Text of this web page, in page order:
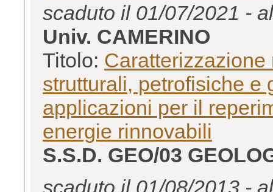
scaduto il 01/07/2021 -
Univ. CAMERINO
Titolo:
strutturali, petrofisiche e
applicazioni per il
energie rinnovabili
S.S.D. GEO/03
scaduto il 01/08/2013 -